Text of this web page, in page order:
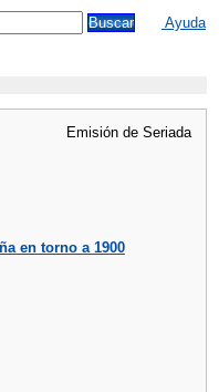
Ayuda
Emisión de Seriada
en torno a 1900